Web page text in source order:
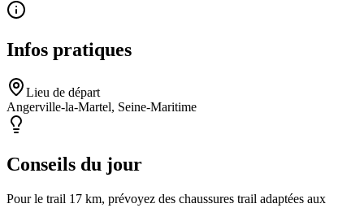
Infos pratiques
Lieu de départ
Angerville-la-Martel, Seine-Maritime
Conseils du jour
Pour le trail 17 km, prévoyez des chaussures trail adaptées aux